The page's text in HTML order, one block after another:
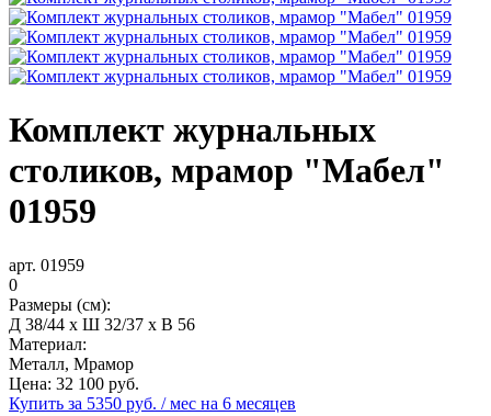
Комплект журнальных
столиков, мрамор "Мабел"
01959
арт. 01959
0
Размеры (см):
Д 38/44 x Ш 32/37 x В 56
Материал:
Металл, Мрамор
Цена: 32 100 руб.
Купить за 5350 руб. / мес на 6 месяцев